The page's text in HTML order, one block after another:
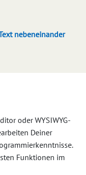
nebeneinander
oder WYSIWYG-
Deiner
Funktionen im